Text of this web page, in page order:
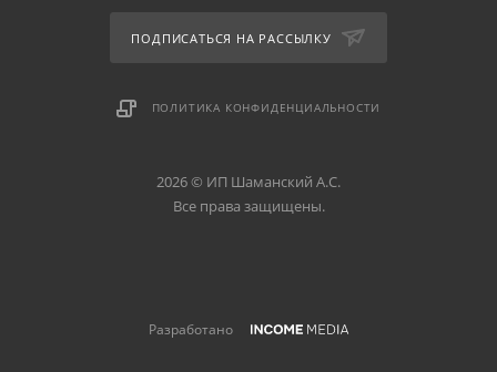
ПОДПИСАТЬСЯ НА РАССЫЛКУ
ПОЛИТИКА КОНФИДЕНЦИАЛЬНОСТИ
2026 © ИП Шаманский А.С.
Все права защищены.
Разработано